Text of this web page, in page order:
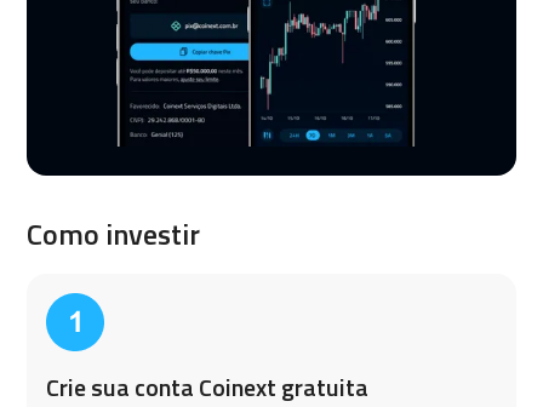
Como investir
Crie sua conta Coinext gratuita